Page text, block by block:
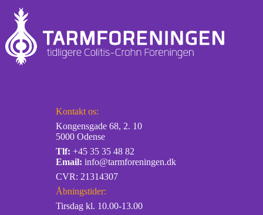
Kontakt os:
Kongensgade 68, 2. 10
5000 Odense
Tlf: +45 35 35 48 82
Email: info@tarmforeningen.dk
CVR: 21314307
Åbningstider:
Tirsdag kl. 10.00-13.00